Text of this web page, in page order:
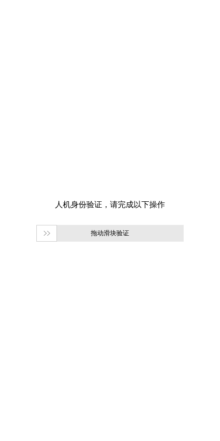
拖动滑块验证